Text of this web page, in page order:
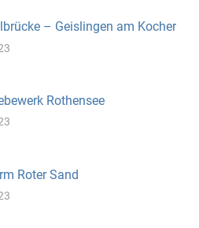
– Geislingen am Kocher
Rothensee
Roter Sand